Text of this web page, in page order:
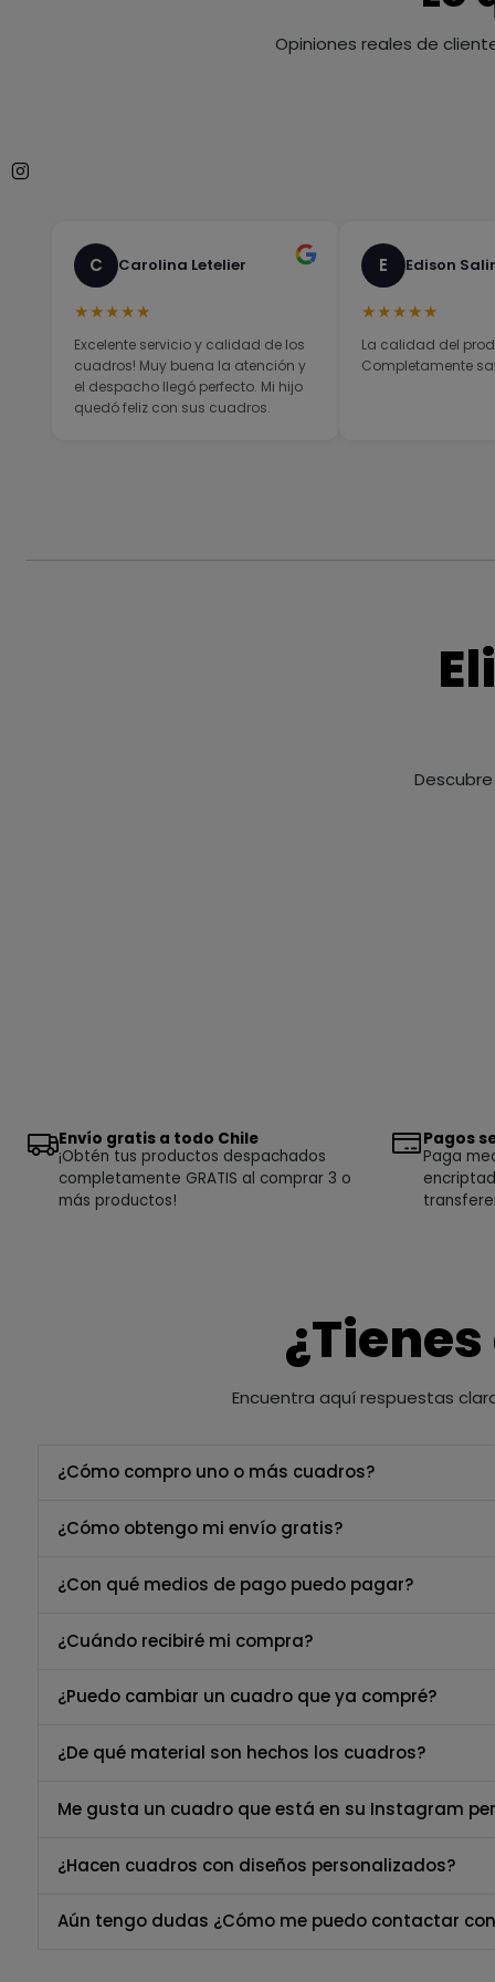
Opiniones reales de
C Carolina Letelier
★★★★★
Excelente servicio y calidad de los
cuadros! Muy buena la atención y
el despacho llegó perfecto. Mi hijo
quedó feliz con sus cuadros.
E Edison
★★★★★
La calidad del
Completamente
Envío gratis a todo Chile
¡Obtén tus productos despachados
completamente GRATIS al comprar 3 o
más productos!
Pagos
Paga
Encuentra aquí respuestas
¿Cómo compro uno o más cuadros?
¿Cómo obtengo mi envío gratis?
¿Con qué medios de pago puedo pagar?
¿Cuándo recibiré mi compra?
¿Puedo cambiar un cuadro que ya compré?
¿De qué material son hechos los cuadros?
Me gusta un cuadro que está en su Instagram
¿Hacen cuadros con diseños personalizados?
Aún tengo dudas ¿Cómo me puedo contactar